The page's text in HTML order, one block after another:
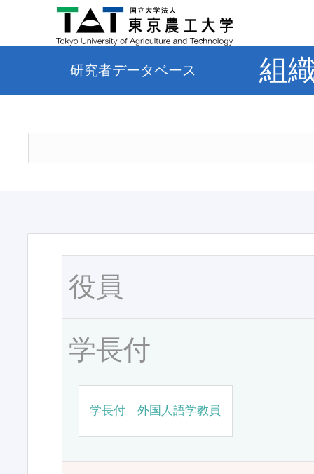
研究者データベース 組
役員
学長付
学長付 外国人語学教員